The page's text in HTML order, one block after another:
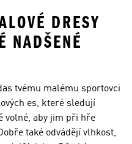
DRESY
NADŠENÉ
tvému malému sportovci
es, které sledují
volné, aby jim při hře
také odvádějí vlhkost,